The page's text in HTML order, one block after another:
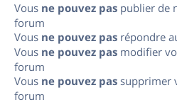
Vous ne pouvez pas publier de
forum
Vous ne pouvez pas répondre
Vous ne pouvez pas modifier
forum
Vous ne pouvez pas supprimer
forum